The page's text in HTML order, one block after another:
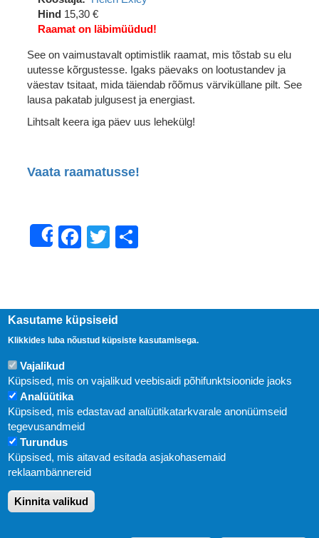
Hind 15,30 €
Raamat on läbimüüdud!
See on vaimustavalt optimistlik raamat, mis tõstab su elu
uutesse kõrgustesse. Igaks päevaks on lootustandev ja
väestav tsitaat, mida täiendab rõõmus värviküllane pilt. See
lausa pakatab julgusest ja energiast.
Lihtsalt keera iga päev uus lehekülg!
Vaata raamatusse!
ShareFacebook
Twitter
Uudised
KIRJASTUS PEGASUS OÜ © 2020
Paldiski mnt. 29 (A korpus VI korrus), Tallinn
Kasutame küpsiseid
Klikkides luba nõustud küpsiste kasutamisega.
Vajalikud
Küpsised, mis on vajalikud veebisaidi põhifunktsioonide jaoks
Analüütika
Küpsised, mis edastavad analüütikatarkvarale anonüümseid
tegevusandmeid
Turundus
Küpsised, mis aitavad esitada asjakohasemaid
reklaambännereid
Kinnita valikud